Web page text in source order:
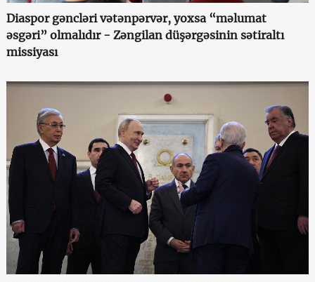
Diaspor gəncləri vətənpərvər, yoxsa “məlumat
əsgəri” olmalıdır - Zəngilan düşərgəsinin sətiraltı
missiyası